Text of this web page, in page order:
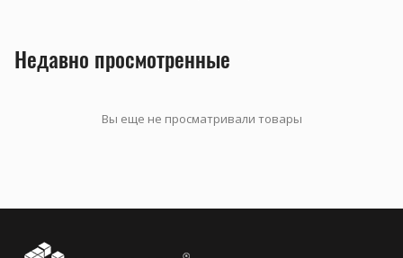
Недавно просмотренные
Вы еще не просматривали товары